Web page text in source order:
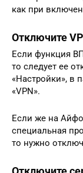
как при
Отключите
Если функция
то следует ее
«Настройки», в
«VPN».
Если же на
специальная
то нужно